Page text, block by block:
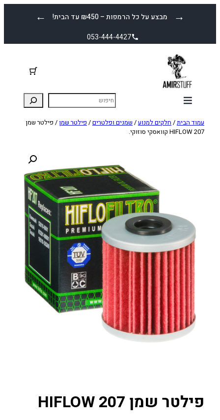
← מבצע על כל הרמפות – ₪450 עד הבית! →
053-444-4427
עמוד הבית/ חלקים למנוע/ שמנים ופלטרים/ פילטר שמן / פילטר שמן
HIFLOW 207 קוואסקי סוזוקי.
פילטר שמן HIFLOW 207